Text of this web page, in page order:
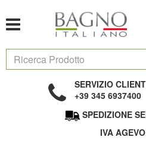
SERVIZIO
+39 345 6937400
SPEDIZIONE
IVA